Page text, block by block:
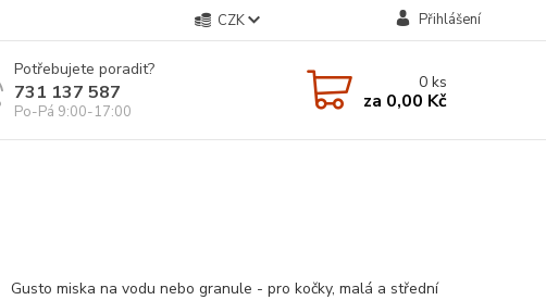
CZK Přihlášení
Potřebujete poradit?
731 137 587
Po-Pá 9:00-17:00
0ks
za 0,00 Kč
Gusto miska na vodu nebo granule - pro kočky, malá a střední